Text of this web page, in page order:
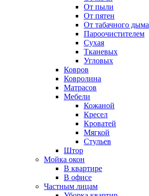
От пыли
От пятен
От табачного дыма
Пароочистителем
Сухая
Тканевых
Угловых
Ковров
Ковролина
Матрасов
Мебели
Кожаной
Кресел
Кроватей
Мягкой
Стульев
Штор
Мойка окон
В квартире
В офисе
Частным лицам